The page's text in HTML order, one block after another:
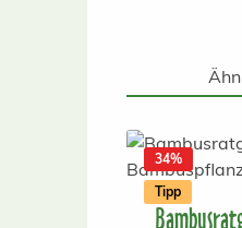
34%
Tipp